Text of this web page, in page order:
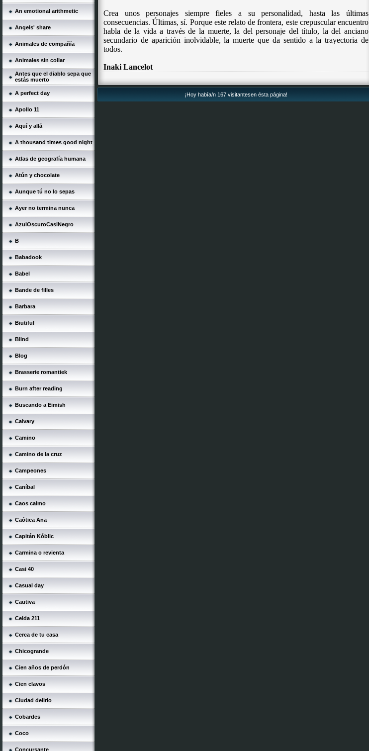
An emotional arithmetic
Angels' share
Animales de compañía
Animales sin collar
Antes que el diablo sepa que
estás muerto
A perfect day
Apollo 11
Aquí y allá
A thousand times good night
Atlas de geografía humana
Atún y chocolate
Aunque tú no lo sepas
Ayer no termina nunca
AzulOscuroCasiNegro
B
Babadook
Babel
Bande de filles
Barbara
Biutiful
Blind
Blog
Brasserie romantiek
Burn after reading
Buscando a Eimish
Calvary
Camino
Camino de la cruz
Campeones
Caníbal
Caos calmo
Caótica Ana
Capitán Kóblic
Carmina o revienta
Casi 40
Casual day
Cautiva
Celda 211
Cerca de tu casa
Chicogrande
Cien años de perdón
Cien clavos
Ciudad delirio
Cobardes
Coco
Concursante
Crea unos personajes siempre fieles a su personalidad, hasta las últimas
consecuencias. Últimas, sí. Porque este relato de frontera, este crepuscular encuentro
habla de la vida a través de la muerte, la del personaje del título, la del anciano
secundario de aparición inolvidable, la muerte que da sentido a la trayectoria de
todos.
Inaki Lancelot
¡Hoy había/n 167 visitantesen ésta página!